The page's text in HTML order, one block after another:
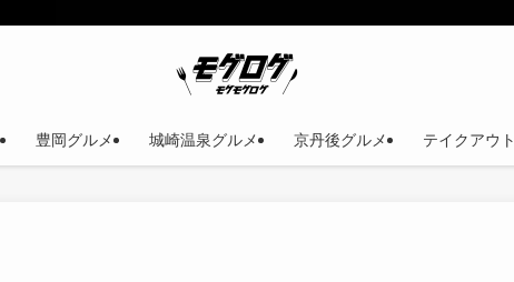
豊岡グルメ 城崎温泉グルメ 京丹後グルメ テイクアウト